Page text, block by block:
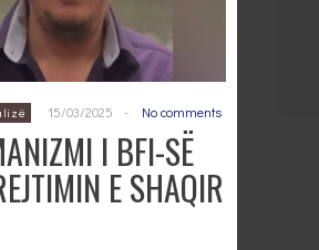
15/03/2025 - No comments
I BFI-SË
E SHAQIR